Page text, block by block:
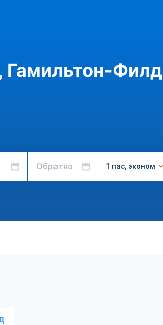
Гамильтон-Филд
Обратно 1 пас, эконом